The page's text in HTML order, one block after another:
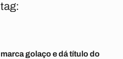
golaço e dá título do